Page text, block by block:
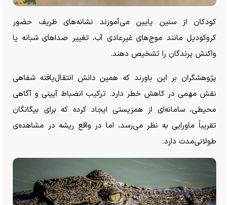
کودکان از سنین پایین می‌آموزند نشانه‌های ظریف حضور
کروکودیل مانند موج‌های غیرعادی آب، تغییر صدا‌های شبانه یا
واکنش پرندگان را تشخیص دهند.
پژوهشگران بر این باورند که همین دانش انتقال‌یافته شفاهی
نقش مهمی در کاهش خطر دارد. ترکیب انضباط آیینی و آگاهی
محیطی، سامانه‌ای از همزیستی ایجاد کرده که برای بیگانگان
تقریباً ماورایی به نظر می‌رسد، اما در واقع ریشه در مشاهده‌ی
طولانی‌مدت دارد.